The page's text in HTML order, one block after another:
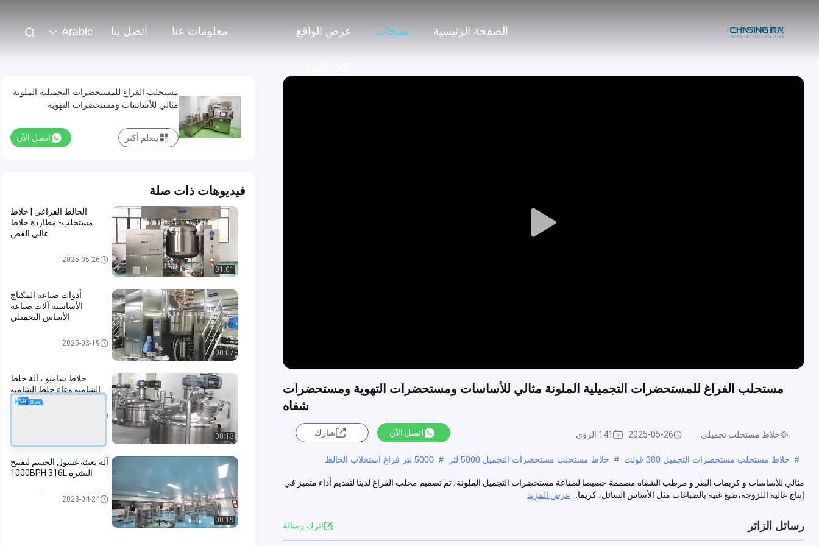
الصفحة الرئيسية منتجات عرض الواقع معلومات عنا اتصل بنا Arabic
Play
مستحلب الفراغ للمستحضرات التجميلية الملونة مثالي للأساسات ومستحضرات التهوية ومستحضرات
شفاه
خلاط مستحلب تجميلي 2025-05-26 141 الرؤى اتصل الآن شارك
# خلاط مستحلب مستحضرات التجميل 380 فولت # خلاط مستحلب مستحضرات التجميل 5000 لتر # 5000 لتر فراغ استحلاب الخالط
مثالي للأساسات و كريمات البقر و مرطب الشفاه مصممة خصيصا لصناعة مستحضرات التجميل الملونة، تم تصميم محلب الفراغ لدينا لتقديم أداء متميز في
إنتاج عالية اللزوجة،صيغ غنية بالصباغات مثل الأساس السائل، كريما...
عرض المزيد
رسائل الزائر اترك رسالة
مستحلب الفراغ للمستحضرات التجميلية الملونة
مثالي للأساسات ومستحضرات التهوية
اتصل الآن يتعلم أكثر
فيديوهات ذات صلة
01:01
الخالط الفراغي | خلاط
مستحلب- مطاردة خلاط
عالي القص
خلاط مستحلب تجميلي2025-05-26
00:07
أدوات صناعة المكياج
الأساسية آلات صناعة
الأساس التجميلي
خلاط مستحلب تجميلي2025-03-19
00:13
خلاط شامبو ، آلة خلط
الشامبو وعاء خلط الشامبو
00:19
آلة تعبئة غسول الجسم لتفتيح
البشرة 1000BPH 316L
آلة تعبئة الزجاجة الأوتوماتيكية
2023-04-24